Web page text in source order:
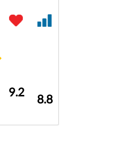
9.2
8.8